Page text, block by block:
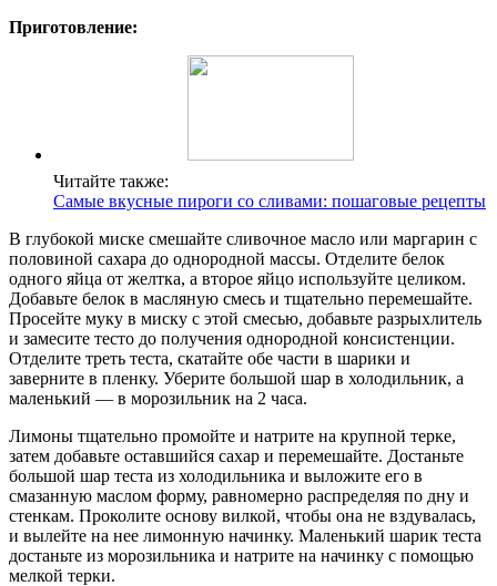
Приготовление:
Читайте также:
Самые вкусные пироги со сливами: пошаговые рецепты
В глубокой миске смешайте сливочное масло или маргарин с
половиной сахара до однородной массы. Отделите белок
одного яйца от желтка, а второе яйцо используйте целиком.
Добавьте белок в масляную смесь и тщательно перемешайте.
Просейте муку в миску с этой смесью, добавьте разрыхлитель
и замесите тесто до получения однородной консистенции.
Отделите треть теста, скатайте обе части в шарики и
заверните в пленку. Уберите большой шар в холодильник, а
маленький — в морозильник на 2 часа.
Лимоны тщательно промойте и натрите на крупной терке,
затем добавьте оставшийся сахар и перемешайте. Достаньте
большой шар теста из холодильника и выложите его в
смазанную маслом форму, равномерно распределяя по дну и
стенкам. Проколите основу вилкой, чтобы она не вздувалась,
и вылейте на нее лимонную начинку. Маленький шарик теста
достаньте из морозильника и натрите на начинку с помощью
мелкой терки.